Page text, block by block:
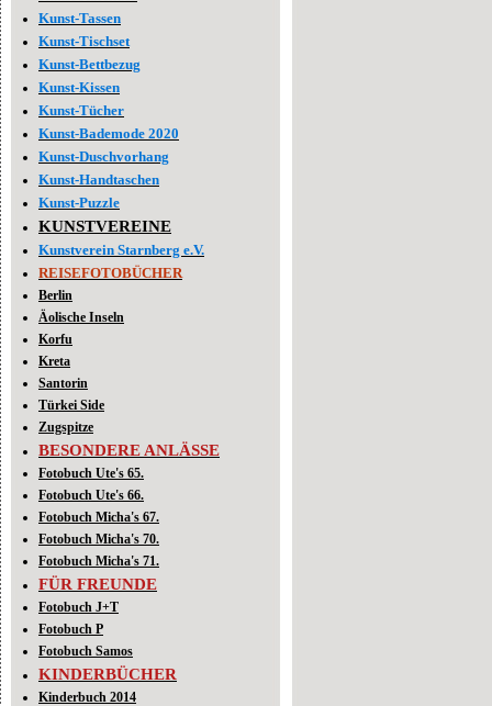
Kunst-Tassen
Kunst-Tischset
Kunst-Bettbezug
Kunst-Kissen
Kunst-Tücher
Kunst-Bademode 2020
Kunst-Duschvorhang
Kunst-Handtaschen
Kunst-Puzzle
KUNSTVEREINE
Kunstverein Starnberg e.V.
REISEFOTOBÜCHER
Berlin
Äolische Inseln
Korfu
Kreta
Santorin
Türkei Side
Zugspitze
BESONDERE ANLÄSSE
Fotobuch Ute's 65.
Fotobuch Ute's 66.
Fotobuch Micha's 67.
Fotobuch Micha's 70.
Fotobuch Micha's 71.
FÜR FREUNDE
Fotobuch J+T
Fotobuch P
Fotobuch Samos
KINDERBÜCHER
Kinderbuch 2014